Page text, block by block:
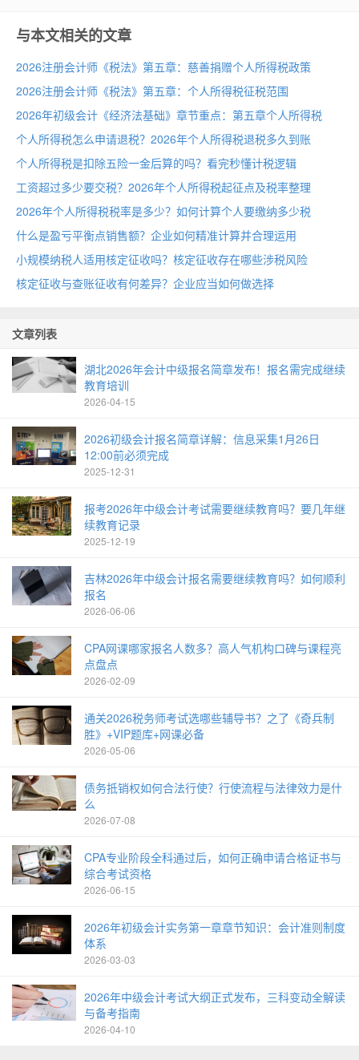
与本文相关的文章
2026注册会计师《税法》第五章：慈善捐赠个人所得税政策
2026注册会计师《税法》第五章：个人所得税征税范围
2026年初级会计《经济法基础》章节重点：第五章个人所得税
个人所得税怎么申请退税？2026年个人所得税退税多久到账
个人所得税是扣除五险一金后算的吗？看完秒懂计税逻辑
工资超过多少要交税？2026年个人所得税起征点及税率整理
2026年个人所得税税率是多少？如何计算个人要缴纳多少税
什么是盈亏平衡点销售额？企业如何精准计算并合理运用
小规模纳税人适用核定征收吗？核定征收存在哪些涉税风险
核定征收与查账征收有何差异？企业应当如何做选择
文章列表
湖北2026年会计中级报名简章发布！报名需完成继续
教育培训
2026-04-15
2026初级会计报名简章详解：信息采集1月26日
12:00前必须完成
2025-12-31
报考2026年中级会计考试需要继续教育吗？要几年继
续教育记录
2025-12-19
吉林2026年中级会计报名需要继续教育吗？如何顺利
报名
2026-06-06
CPA网课哪家报名人数多？高人气机构口碑与课程亮
点盘点
2026-02-09
通关2026税务师考试选哪些辅导书？之了《奇兵制
胜》+VIP题库+网课必备
2026-05-06
债务抵销权如何合法行使？行使流程与法律效力是什
么
2026-07-08
CPA专业阶段全科通过后，如何正确申请合格证书与
综合考试资格
2026-06-15
2026年初级会计实务第一章章节知识：会计准则制度
体系
2026-03-03
2026年中级会计考试大纲正式发布，三科变动全解读
与备考指南
2026-04-10